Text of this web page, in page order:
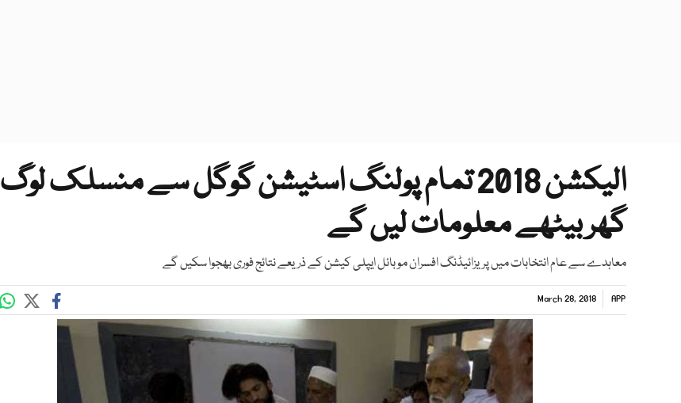
الیکشن 2018 تمام پولنگ اسٹیشن گوگل سے منسلک لوگ
گھر بیٹھے معلومات لیں گے
معاہدے سے عام انتخابات میں پریزائیڈنگ افسران موبائل ایپلی کیشن کے ذریعے نتائج فوری بھجوا سکیں گے
APP
March 28, 2018